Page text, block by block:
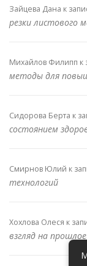
Зайцева Дана к
резки листового
Михайлов Филипп к
методы для
Сидорова Берта к
состоянием
Смирнов Юлий к
технологий
Хохлова Олеся к
взгляд на прошлое